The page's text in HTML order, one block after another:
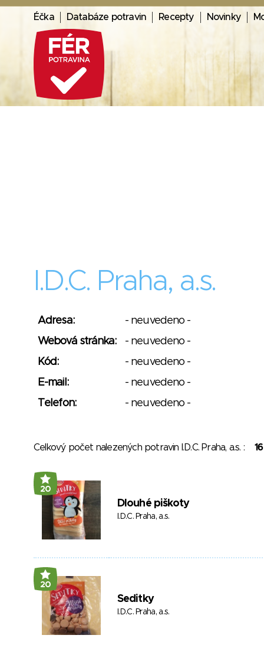
Éčka Databáze potravin Recepty Novinky
I.D.C. Praha, a.s.
Adresa:
- neuvedeno -
Webová stránka:
- neuvedeno -
Kód:
- neuvedeno -
E-mail:
- neuvedeno -
Telefon:
- neuvedeno -
Celkový počet nalezených potravin I.D.C. Praha, a.s. : 16
20
Dlouhé piškoty
I.D.C. Praha, a.s.
20
Seditky
I.D.C. Praha, a.s.